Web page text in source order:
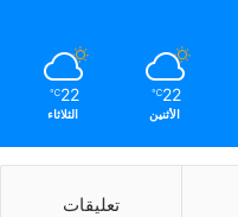
22
℃
الأثنين
22
℃
الثلاثاء
تعليقات